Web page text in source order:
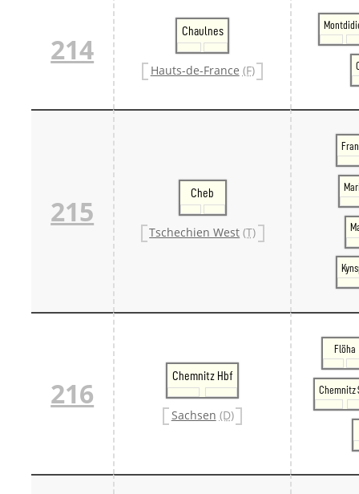
214
Chaulnes
Hauts-de-France (F)
215
Cheb
Tschechien West (T)
216
Chemnitz Hbf
Sachsen (D)
Flöha
Chemnitz